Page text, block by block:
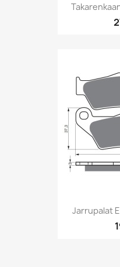
Jarrupalat